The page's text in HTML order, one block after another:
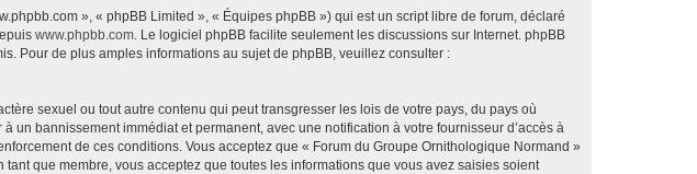
», « phpBB Limited », « Équipes phpBB ») qui est un script libre de forum, déclaré
www.phpbb.com. Le logiciel phpBB facilite seulement les discussions sur Internet. phpBB
Pour de plus amples informations au sujet de phpBB, veuillez consulter :
sexuel ou tout autre contenu qui peut transgresser les lois de votre pays, du pays où
bannissement immédiat et permanent, avec une notification à votre fournisseur d’accès à
de ces conditions. Vous acceptez que « Forum du Groupe Ornithologique Normand »
que membre, vous acceptez que toutes les informations que vous avez saisies soient